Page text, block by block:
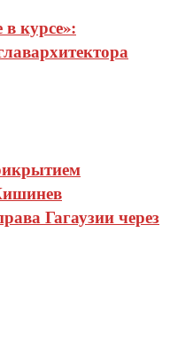
курсе»:
Гагаузии через